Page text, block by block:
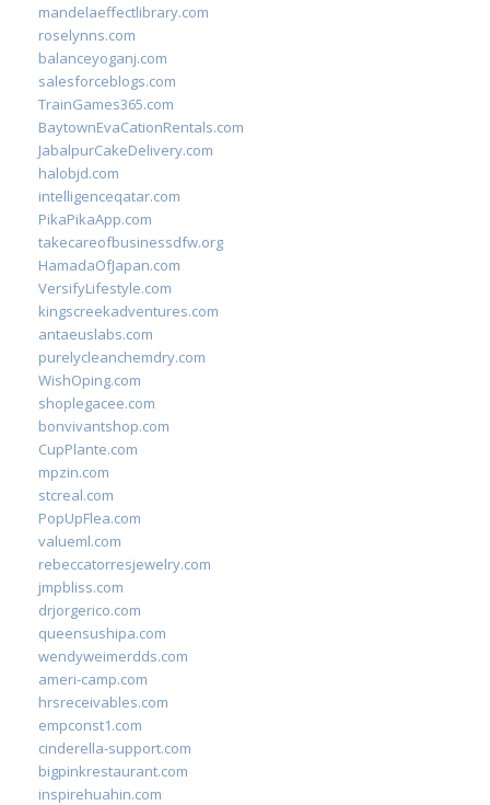
mandelaeffectlibrary.com
roselynns.com
balanceyoganj.com
salesforceblogs.com
TrainGames365.com
BaytownEvaCationRentals.com
JabalpurCakeDelivery.com
halobjd.com
intelligenceqatar.com
PikaPikaApp.com
takecareofbusinessdfw.org
HamadaOfJapan.com
VersifyLifestyle.com
kingscreekadventures.com
antaeuslabs.com
purelycleanchemdry.com
WishOping.com
shoplegacee.com
bonvivantshop.com
CupPlante.com
mpzin.com
stcreal.com
PopUpFlea.com
valueml.com
rebeccatorresjewelry.com
jmpbliss.com
drjorgerico.com
queensushipa.com
wendyweimerdds.com
ameri-camp.com
hrsreceivables.com
empconst1.com
cinderella-support.com
bigpinkrestaurant.com
inspirehuahin.com